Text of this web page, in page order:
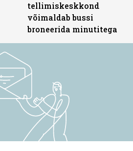
tellimiskeskkond
võimaldab bussi
broneerida minutitega